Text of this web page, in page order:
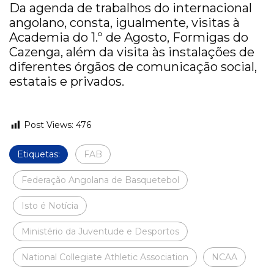
Da agenda de trabalhos do internacional
angolano, consta, igualmente, visitas à
Academia do 1.º de Agosto, Formigas do
Cazenga, além da visita às instalações de
diferentes órgãos de comunicação social,
estatais e privados.
Post Views: 476
Etiquetas: FAB
Federação Angolana de Basquetebol
Isto é Notícia
Ministério da Juventude e Desportos
National Collegiate Athletic Association NCAA